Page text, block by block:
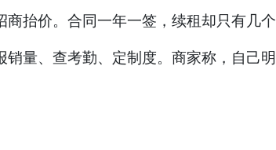
价。合同一年一签，续租却只有几个
、查考勤、定制度。商家称，自己